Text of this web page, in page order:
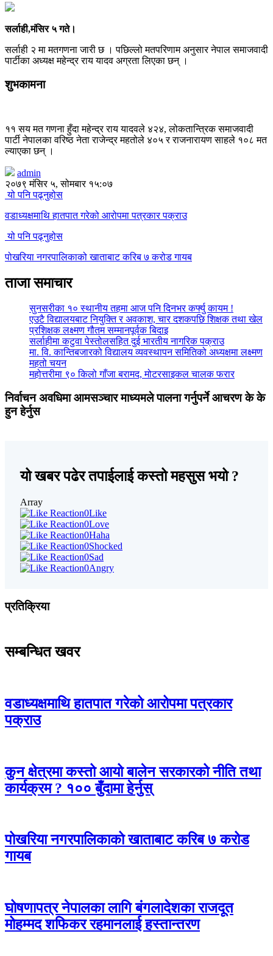
सर्लाही,मंसिर ५ गते।
सर्लाही २ मा मतगणना जारी छ । पछिल्लो मतपरिणाम अनुसार नेपाल समाजवादी
पार्टीका अध्यक्ष महेन्द्र राय यादव अग्रता लिएका छन् ।
शुभकामना
११ सय मत गणना हुँदा महेन्द्र राय यादवले ४२४, लोकतान्त्रिक समाजवादी
पार्टी नेपालका वरिष्ठ नेता राजेन्द्र महतोले ४०५ र राजनारायण साहले १०८ मत
ल्याएका छन् ।
admin
२०७९ मंसिर ५, सोमबार १५:०७
यो पनि पढ्नुहोस
वडाध्यक्षमाथि हातपात गरेको आरोपमा पत्रकार पक्राउ
यो पनि पढ्नुहोस
पोखरिया नगरपालिकाको खाताबाट करिब ७ करोड गायब
ताजा समाचार
सुनसरीका १० स्थानीय तहमा आज पनि दिनभर कर्फ्यु कायम !
एउटै विद्यालयबाट नियुक्ति र अवकाश, चार दशकपछि शिक्षक तथा खेल
प्रशिक्षक लक्ष्मण गौतम सम्मानपूर्वक बिदाइ
सर्लाहीमा कटुवा पेस्तोलसहित दुई भारतीय नागरिक पक्राउ
मा. वि. कान्तिबजारको विद्यालय व्यवस्थापन समितिको अध्यक्षमा लक्ष्मण
महतो चयन
महोत्तरीमा ९० किलो गाँजा बरामद, मोटरसाइकल चालक फरार
निर्वाचन अवधिमा आमसञ्चार माध्यमले पालना गर्नुपर्ने आचरण के के
हुन हेर्नुस
यो खबर पढेर तपाईलाई कस्तो महसुस भयो ?
Array
0Like
0Love
0Haha
0Shocked
0Sad
0Angry
प्रतिक्रिया
सम्बन्धित खवर
वडाध्यक्षमाथि हातपात गरेको आरोपमा पत्रकार
पक्राउ
कुन क्षेत्रमा कस्तो आयो बालेन सरकारको नीति तथा
कार्यक्रम ? १०० बुँदामा हेर्नुस्
पोखरिया नगरपालिकाको खाताबाट करिब ७ करोड
गायब
घोषणापत्र नेपालका लागि बंगलादेशका राजदूत
मोहम्मद शफिकर रहमानलाई हस्तान्तरण